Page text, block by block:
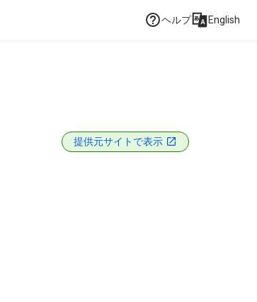
ヘルプ English
提供元サイトで表示